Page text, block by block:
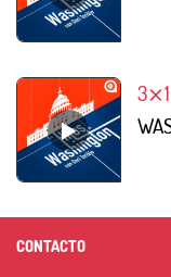
3⨯1
CONTACTO